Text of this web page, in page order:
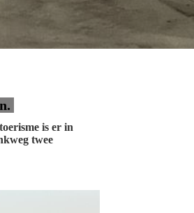
is er in
twee